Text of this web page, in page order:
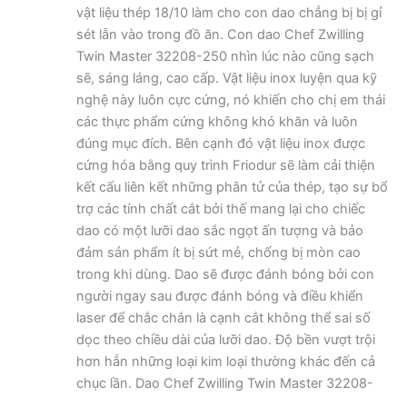
vật liệu thép 18/10 làm cho con dao chẳng bị bị gỉ
sét lẫn vào trong đồ ăn. Con dao Chef Zwilling
Twin Master 32208-250 nhìn lúc nào cũng sạch
sẽ, sáng láng, cao cấp. Vật liệu inox luyện qua kỹ
nghệ này luôn cực cứng, nó khiến cho chị em thái
các thực phẩm cứng không khó khăn và luôn
đúng mục đích. Bên cạnh đó vật liệu inox được
cứng hóa bằng quy trình Friodur sẽ làm cải thiện
kết cấu liên kết những phân tử của thép, tạo sự bổ
trợ các tính chất cắt bởi thế mang lại cho chiếc
dao có một lưỡi dao sắc ngọt ấn tượng và bảo
đảm sản phẩm ít bị sứt mẻ, chống bị mòn cao
trong khi dùng. Dao sẽ được đánh bóng bởi con
người ngay sau được đánh bóng và điều khiển
laser để chắc chắn là cạnh cắt không thể sai số
dọc theo chiều dài của lưỡi dao. Độ bền vượt trội
hơn hẳn những loại kim loại thường khác đến cả
chục lần. Dao Chef Zwilling Twin Master 32208-